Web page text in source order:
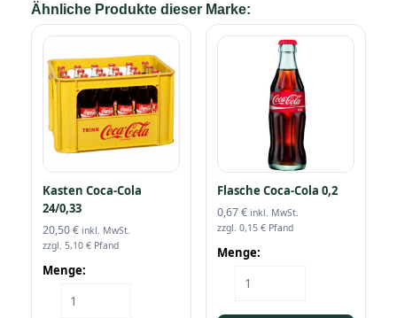
Ähnliche Produkte dieser Marke:
Kasten Coca-Cola
24/0,33
20,50€ inkl. MwSt.
zzgl. 5,10 € Pfand
Menge:
Kasten
Coca-
Flasche Coca-Cola 0,2
0,67€ inkl. MwSt.
zzgl. 0,15 € Pfand
Menge:
Flasche
Coca-